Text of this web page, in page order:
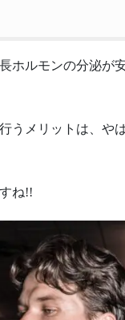
ホルモンの分泌が
うメリットは、や
ね!!